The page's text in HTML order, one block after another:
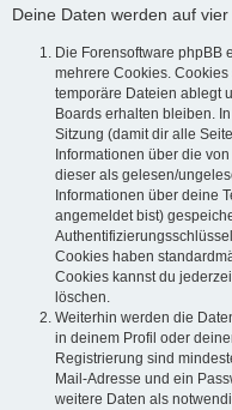
Deine Daten werden auf
Die Forensoftware phpBB
mehrere Cookies.
temporäre Dateien ablegt
Boards erhalten bleiben.
Sitzung (damit dir alle
Informationen über die
dieser als gelesen/
Informationen über deine
angemeldet bist)
Cookies haben
Cookies kannst du
löschen.
Weiterhin werden die
in deinem Profil oder
Registrierung sind
Mail-Adresse und ein
weitere Daten als